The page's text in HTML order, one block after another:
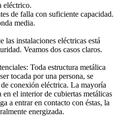
eléctrico.
de falla con suficiente capacidad.
media.
las instalaciones eléctricas está
Veamos dos casos claros.
Toda estructura metálica
tocada por una persona, se
conexión eléctrica. La mayoría
el interior de cubiertas metálicas
a entrar en contacto con éstas, la
energizada.